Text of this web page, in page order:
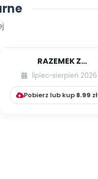
RAZEMEK Z
KUMPELKOWA
lipiec-sierpień 2026
Pobierz lub kup 8.99 zł